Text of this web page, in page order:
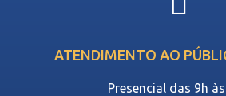
ATENDIMENTO AO
Presencial das 9h